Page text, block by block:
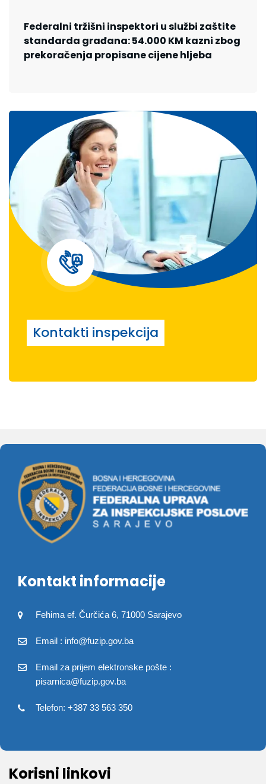
Federalni tržišni inspektori u službi zaštite
standarda građana: 54.000 KM kazni zbog
prekoračenja propisane cijene hljeba
Kontakti inspekcija
Kontakt informacije
Fehima ef. Čurčića 6, 71000 Sarajevo
Email : info@fuzip.gov.ba
Email za prijem elektronske pošte :
pisarnica@fuzip.gov.ba
Telefon: +387 33 563 350
Korisni linkovi